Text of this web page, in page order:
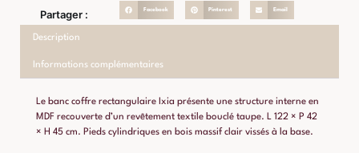
Partager : Facebook Pinterest Email
Description
Informations complémentaires
Le banc coffre rectangulaire Ixia présente une structure interne en
MDF recouverte d’un revêtement textile bouclé taupe. L 122 × P 42
× H 45 cm. Pieds cylindriques en bois massif clair vissés à la base.